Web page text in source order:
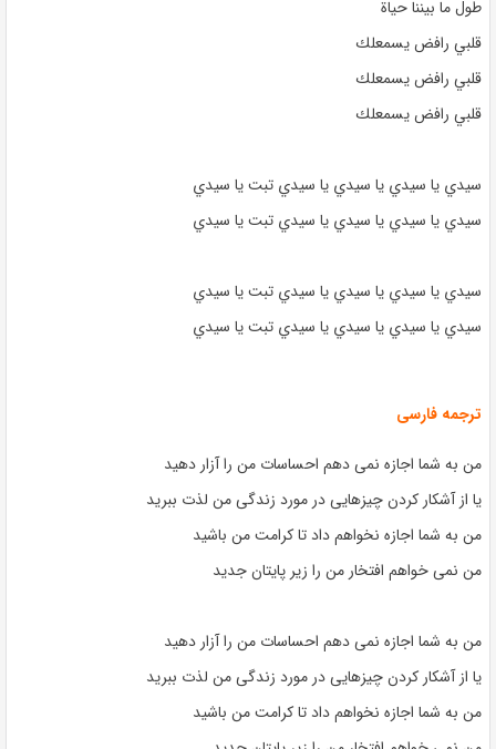
طول ما بيننا حياة
قلبي رافض يسمعلك
قلبي رافض يسمعلك
قلبي رافض يسمعلك
سيدي يا سيدي يا سيدي يا سيدي تبت يا سيدي
سيدي يا سيدي يا سيدي يا سيدي تبت يا سيدي
سيدي يا سيدي يا سيدي يا سيدي تبت يا سيدي
سيدي يا سيدي يا سيدي يا سيدي تبت يا سيدي
ترجمه فارسی
من به شما اجازه نمی دهم احساسات من را آزار دهید
یا از آشکار کردن چیزهایی در مورد زندگی من لذت ببرید
من به شما اجازه نخواهم داد تا کرامت من باشید
من نمی خواهم افتخار من را زیر پایتان جدید
من به شما اجازه نمی دهم احساسات من را آزار دهید
یا از آشکار کردن چیزهایی در مورد زندگی من لذت ببرید
من به شما اجازه نخواهم داد تا کرامت من باشید